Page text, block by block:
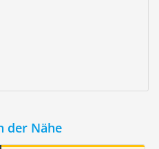
der Nähe